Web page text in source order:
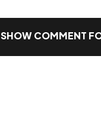
SHOW COMMENT